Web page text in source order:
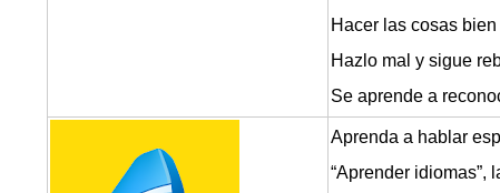
Hacer las cosas
Hazlo mal y sigue
Se aprende a
Aprenda a hablar
“Aprender